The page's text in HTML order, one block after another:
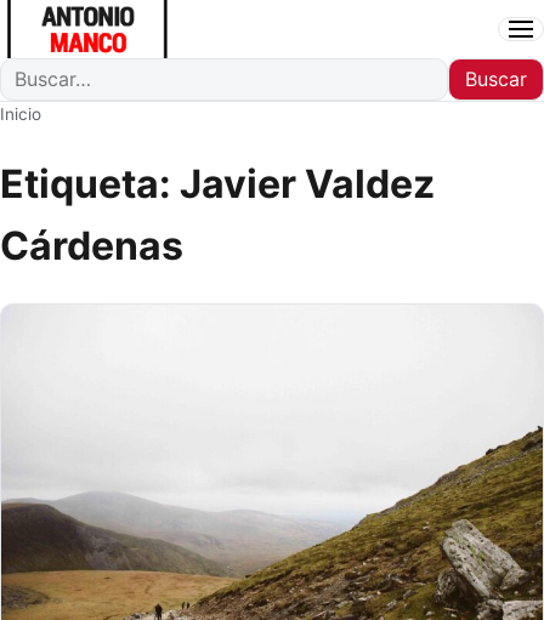
Buscar
Buscar
Inicio
Etiqueta: Javier Valdez
Cárdenas